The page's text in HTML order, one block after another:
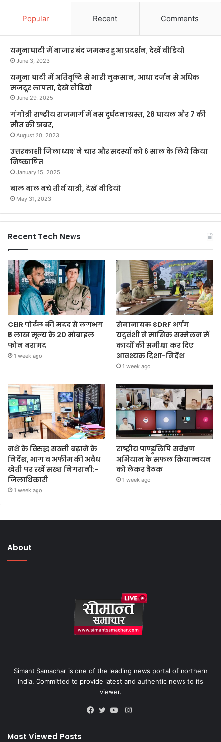
Popular Recent Comments
यमुनाघाटी में बाजार बंद जमकर हुआ प्रदर्शन, देखें वीडियो
June 3, 2023
यमुना घाटी में अतिवृष्टि से भारी नुकसान, आधा दर्जन से अधिक
मजदूर लापता, देखे वीडियो
June 29, 2025
गंगोत्री राष्ट्रीय राजमार्ग में बस दुर्घटनाग्रस्त, 28 घायल और 7 की
मौत की खबर,
August 20, 2023
उत्तरकाशी जिलाध्यक्ष ने चार और सदस्यों को 6 साल के लिये किया
निष्काषित
January 15, 2025
बाल बाल बचे तीर्थ यात्री, देखें वीडियो
May 31, 2023
Recent Tech News
CEIR पोर्टल की मदद से लगभग
₹5 लाख मूल्य के 20 मोबाइल
फोन बरामद
1 week ago
सेनानायक SDRF अर्पण
यदुवंशी ने मासिक सम्मेलन में
कार्यों की समीक्षा कर दिए
आवश्यक दिशा-निर्देश
1 week ago
नशे के विरुद्ध सख्ती बढ़ाने के
निर्देश, भांग व अफीम की अवैध
खेती पर रखें सख्त निगरानी:-
जिलाधिकारी
1 week ago
राष्ट्रीय पाण्डुलिपि सर्वेक्षण
अभियान के सफल क्रियान्वयन
को लेकर बैठक
1 week ago
About
Simant Samachar is one of the leading news portal of northern
India. Committed to provide latest and authentic news to its
viewer.
Instagram
Most Viewed Posts